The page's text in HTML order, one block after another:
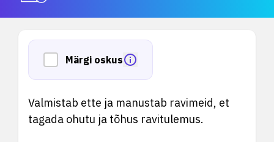
Märgi oskus
Valmistab ette ja manustab ravimeid, et
tagada ohutu ja tõhus ravitulemus.